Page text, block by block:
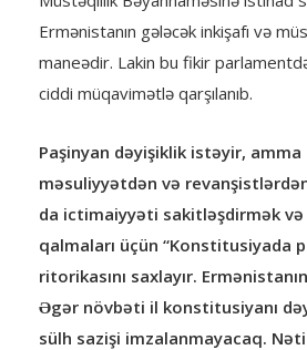
Ermənistanın gələcək inkişafı və
maneədir. Lakin bu fikir
ciddi müqavimətlə qarşılanıb.
Paşinyan dəyişiklik istəyir, amma
məsuliyyətdən və
da ictimaiyyəti sakitləşdirmək
qalmaları üçün “Konstitusiyada
ritorikasını saxlayır.
Əgər növbəti il konstitusiyanı
sülh sazişi imzalanmayacaq.